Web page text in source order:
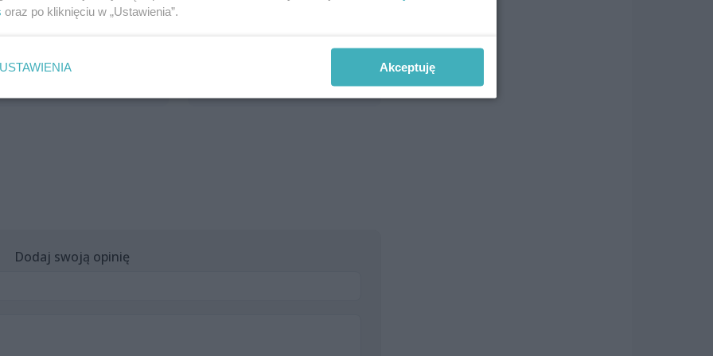
charakterystycznych
jest dek...
12 godzin temu
Dodaj swoją opinię
oraz po kliknięciu w „Ustawienia”.
USTAWIENIA Akceptuję